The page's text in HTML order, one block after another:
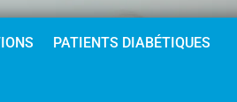
PATIENTS DIABÉTIQUES